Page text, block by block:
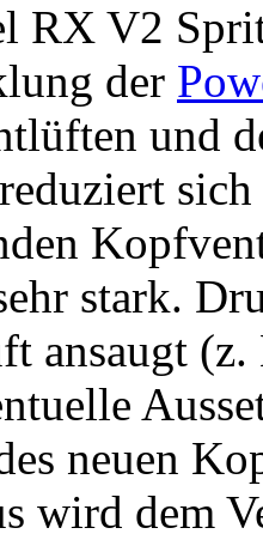
RX V2
der
und
stark.
ansaugt
neuen
wird dem